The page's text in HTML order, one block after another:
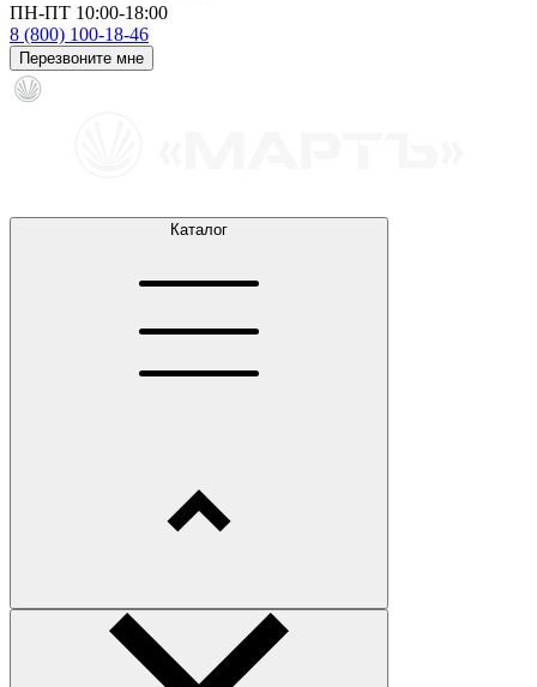
ПН-ПТ 10:00-18:00
8 (800) 100-18-46
Перезвоните мне
Каталог